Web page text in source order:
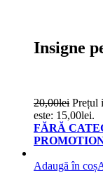
Insigne
20,00lei Prețul
este: 15,00lei.
FĂRĂ
Adaugă în coș